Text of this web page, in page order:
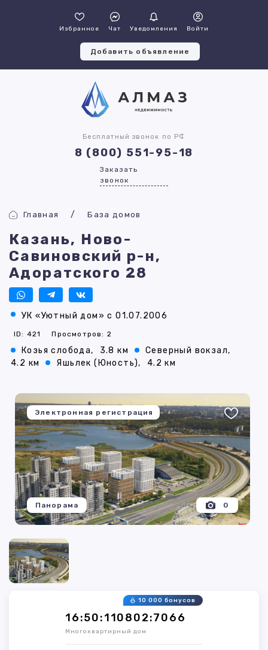
Избранное Чат Уведомления Войти
Добавить объявление
Бесплатный звонок по РФ
8 (800) 551-95-18
Заказать
звонок
Главная База домов
Казань, Ново-
Савиновский р-н,
Адоратского 28
УК «Уютный дом» с 01.07.2006
ID: 421 Просмотров: 2
Козья слобода, 3.8 км
Северный вокзал,
4.2 км
Яшьлек (Юность), 4.2 км
Электронная регистрация
0
Панорама
16:50:110802:7066
10 000 бонусов
Многоквартирный дом